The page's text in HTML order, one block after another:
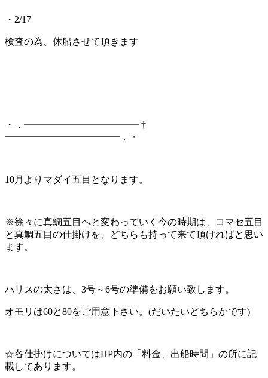
・2/17
検査の為、休船させて頂きます
・．━━━━━━━━━━━━ †
━━━━━━━━━━━━．・
10月よりマダイ五目となります。
※徐々に真鯛五目へと変わっていく今の時期は、コマセ五目
と真鯛五目の仕掛けを、どちらも持って来て頂ければと思い
ます。
ハリスの太さは、3号～6号の準備をお願い致します。
オモリは60と80をご用意下さい。(だいたいどちらかです)
☆各仕掛けについてはHP内の「料金、出船時間」の所に記
載してあります。